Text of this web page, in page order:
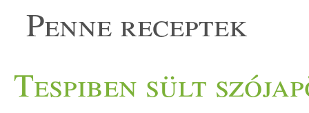
penne receptek
Tespiben sült